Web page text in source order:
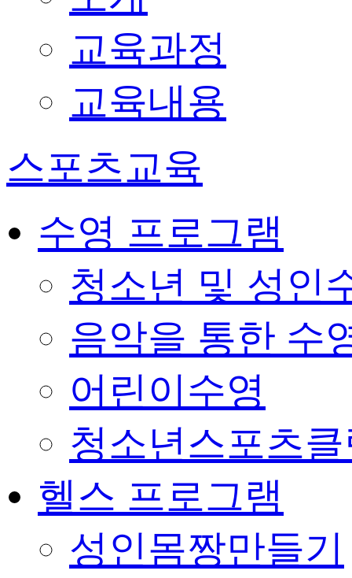
교육과정
교육내용
스포츠교육
수영 프로그램
청소년 및 성인
음악을 통한 수
어린이수영
청소년스포츠
헬스 프로그램
성인몸짱만들기